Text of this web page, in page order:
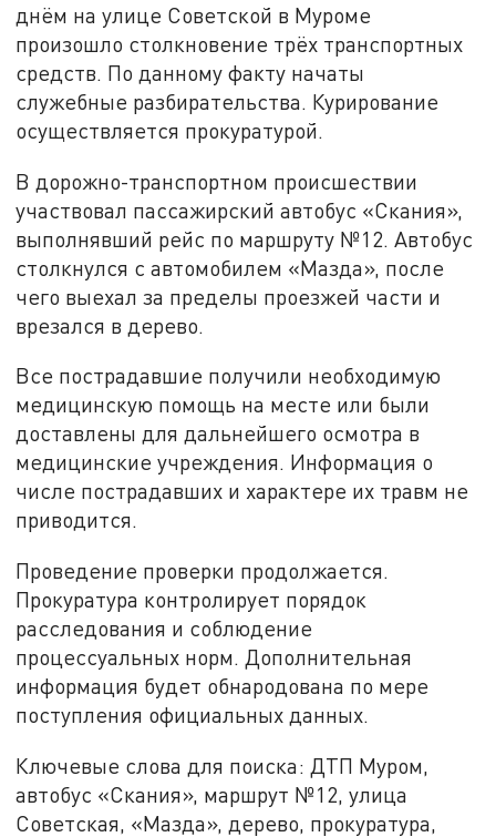
днём на улице Советской в Муроме
произошло столкновение трёх транспортных
средств. По данному факту начаты
служебные разбирательства. Курирование
осуществляется прокуратурой.
В дорожно-транспортном происшествии
участвовал пассажирский автобус «Скания»,
выполнявший рейс по маршруту №12. Автобус
столкнулся с автомобилем «Мазда», после
чего выехал за пределы проезжей части и
врезался в дерево.
Все пострадавшие получили необходимую
медицинскую помощь на месте или были
доставлены для дальнейшего осмотра в
медицинские учреждения. Информация о
числе пострадавших и характере их травм не
приводится.
Проведение проверки продолжается.
Прокуратура контролирует порядок
расследования и соблюдение
процессуальных норм. Дополнительная
информация будет обнародована по мере
поступления официальных данных.
Ключевые слова для поиска: ДТП Муром,
автобус «Скания», маршрут №12, улица
Советская, «Мазда», дерево, прокуратура,